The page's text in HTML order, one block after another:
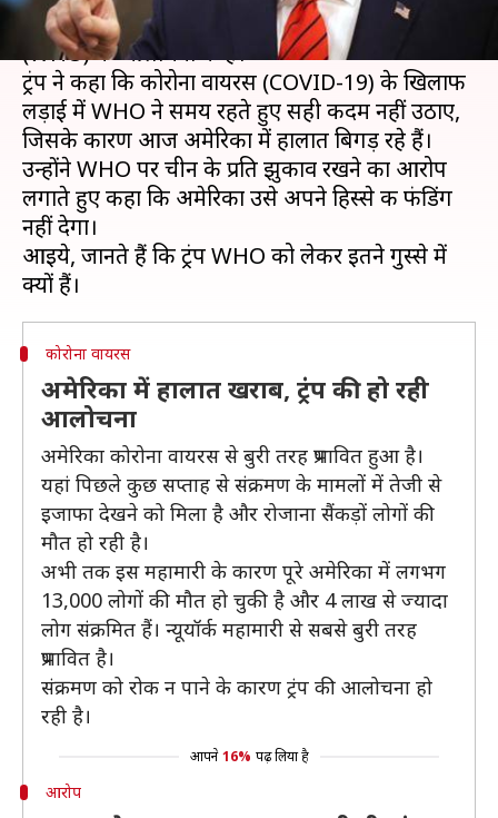
अमेरिकी राष्ट्रपति डोनाल्ड ट्रंप ने विश्व स्वास्थ्य संगठन
(WHO) की आलोचना की है।
ट्रंप ने कहा कि कोरोना वायरस (COVID-19) के खिलाफ
लड़ाई में WHO ने समय रहते हुए सही कदम नहीं उठाए,
जिसके कारण आज अमेरिका में हालात बिगड़ रहे हैं।
उन्होंने WHO पर चीन के प्रति झुकाव रखने का आरोप
लगाते हुए कहा कि अमेरिका उसे अपने हिस्से की फंडिंग
नहीं देगा।
आइये, जानते हैं कि ट्रंप WHO को लेकर इतने गुस्से में
कोरोना वायरस
अमेरिका में हालात खराब, ट्रंप की हो रही
आलोचना
अमेरिका कोरोना वायरस से बुरी तरह प्रभावित हुआ है।
यहां पिछले कुछ सप्ताह से संक्रमण के मामलों में तेजी से
इजाफा देखने को मिला है और रोजाना सैंकड़ों लोगों की
मौत हो रही है।
अभी तक इस महामारी के कारण पूरे अमेरिका में लगभग
13,000 लोगों की मौत हो चुकी है और 4 लाख से ज्यादा
लोग संक्रमित हैं। न्यूयॉर्क महामारी से सबसे बुरी तरह
प्रभावित है।
संक्रमण को रोक न पाने के कारण ट्रंप की आलोचना हो
रही है।
आपने 16% पढ़ लिया है
आरोप